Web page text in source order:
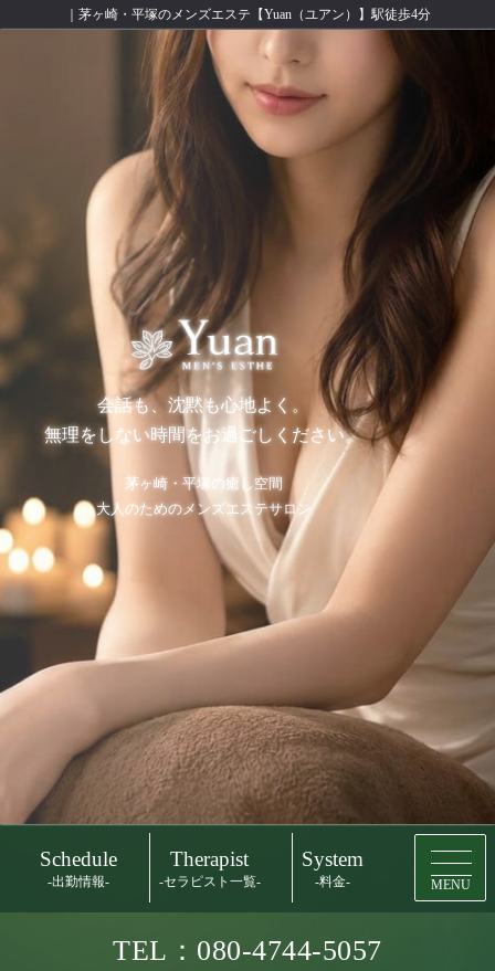
｜茅ヶ崎・平塚のメンズエステ【Yuan（ユアン）】駅徒歩4分
会話も、沈黙も心地よく。
無理をしない時間をお過ごしください。
茅ヶ崎・平塚の癒し空間
大人のためのメンズエステサロン
Schedule
-出勤情報-
Therapist
-セラピスト一覧-
System
-料金- MENU
TEL：080-4744-5057